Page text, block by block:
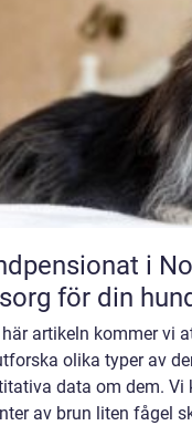
i
för din
artikeln kommer vi
olika typer av
data om dem. Vi
av brun liten fågel